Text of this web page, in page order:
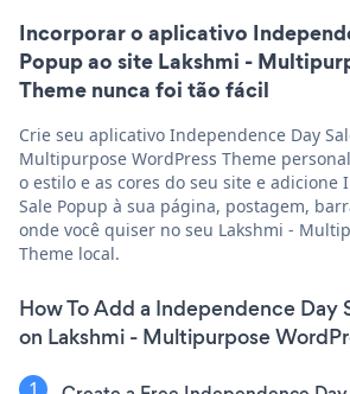
Incorporar o aplicativo
Popup ao site Lakshmi -
Theme nunca foi tão fácil
Crie seu aplicativo Independence Day
Multipurpose WordPress Theme
o estilo e as cores do seu site e adicione
Sale Popup à sua página, postagem,
onde você quiser no seu Lakshmi -
Theme local.
How To Add a Independence Day
on Lakshmi - Multipurpose